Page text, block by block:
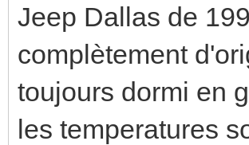
Jeep Dallas de
complètement
toujours dormi en
les temperatures